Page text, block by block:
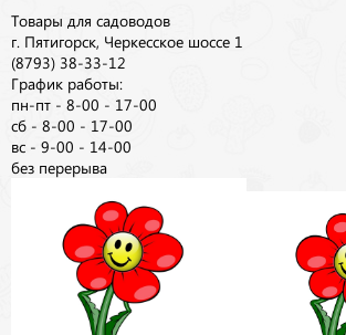
Товары для садоводов
г. Пятигорск, Черкесское шоссе 1
(8793) 38-33-12
График работы:
пн-пт - 8-00 - 17-00
сб - 8-00 - 17-00
вс - 9-00 - 14-00
без перерыва